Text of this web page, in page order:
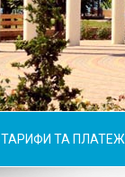
ТАРИФИ ТА ПЛАТЕЖІ